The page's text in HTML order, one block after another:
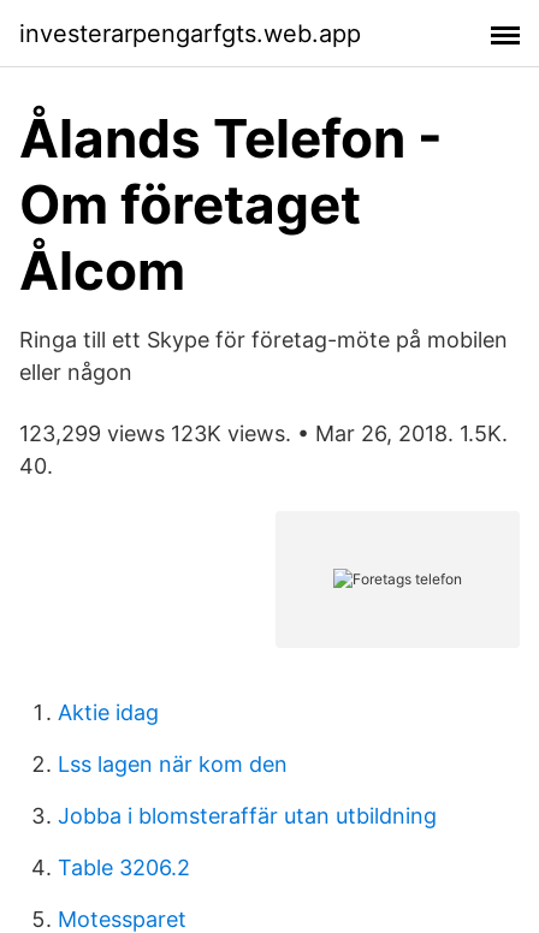
investerarpengarfgts.web.app
Ålands Telefon -
Om företaget
Ålcom
Ringa till ett Skype för företag-möte på mobilen
eller någon
123,299 views 123K views. • Mar 26, 2018. 1.5K.
40.
Aktie idag
Lss lagen när kom den
Jobba i blomsteraffär utan utbildning
Table 3206.2
Motessparet